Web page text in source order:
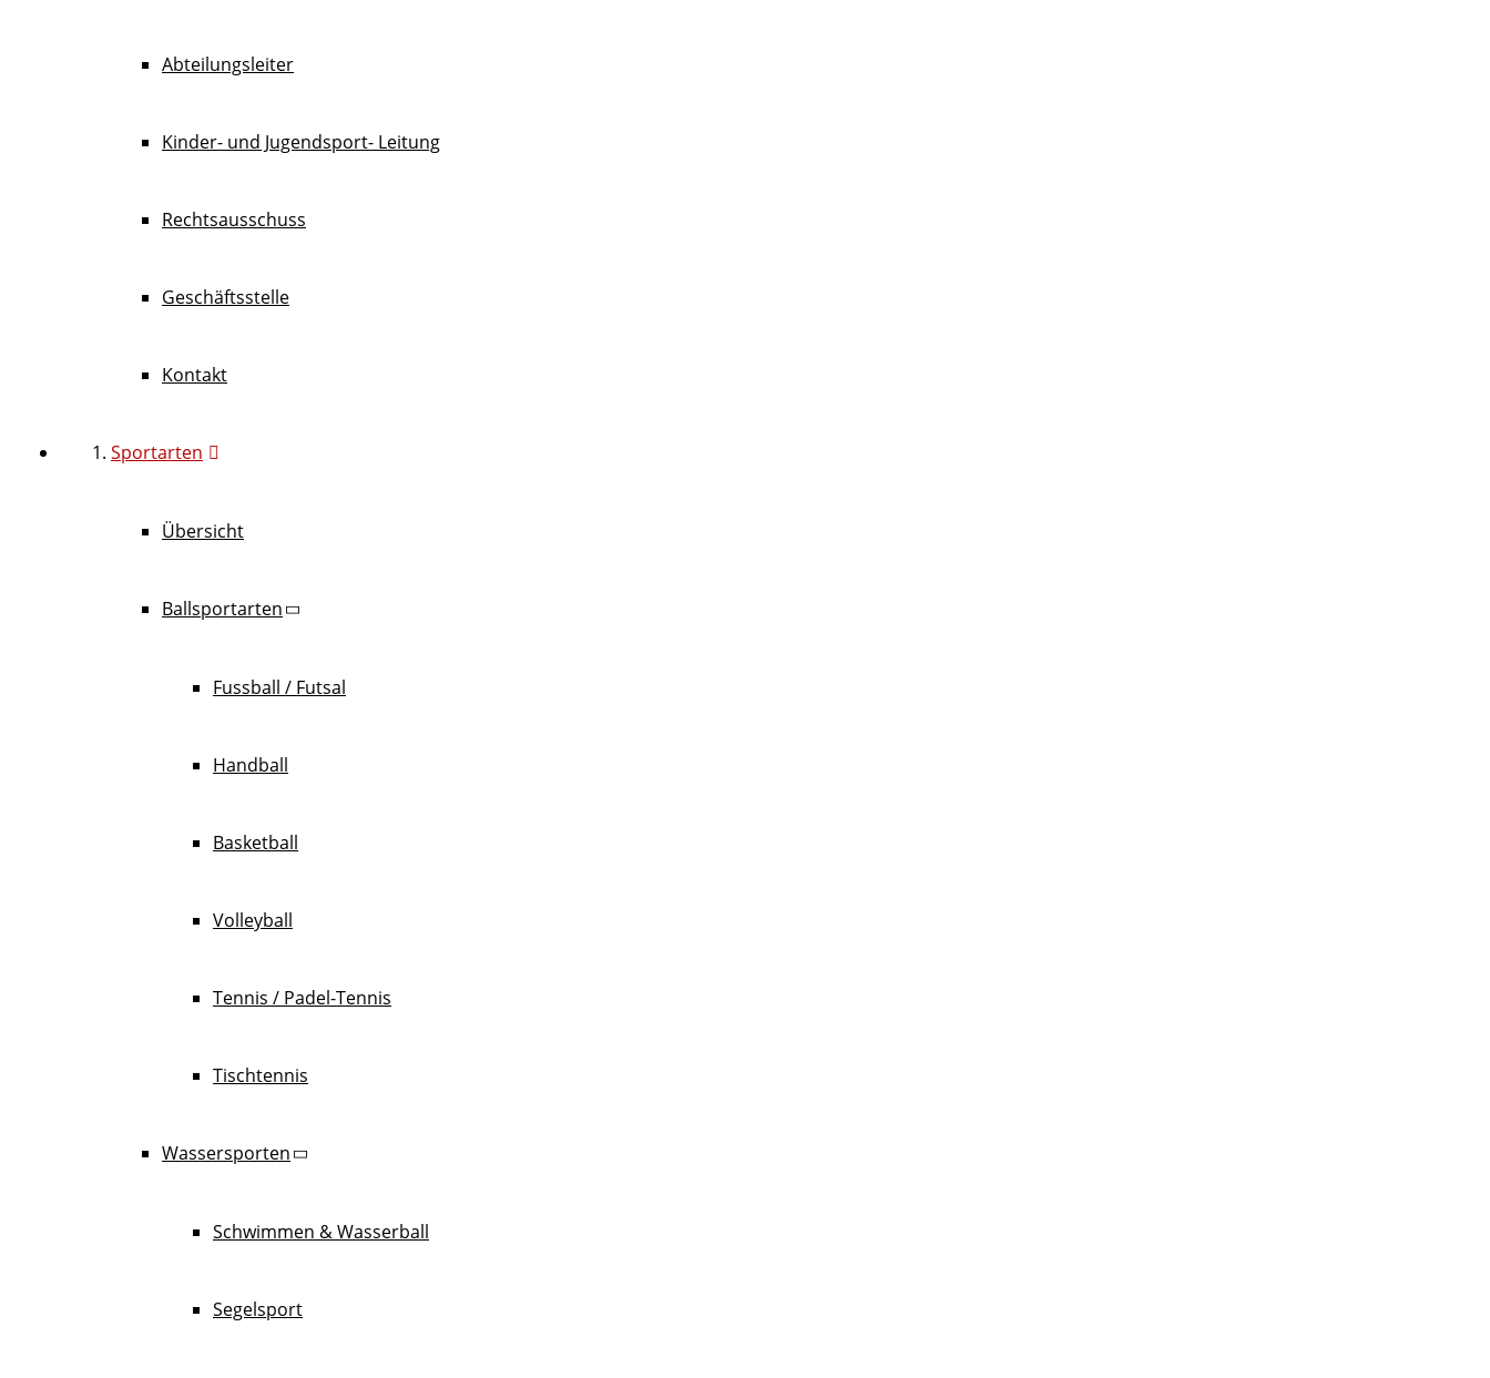
Abteilungsleiter
Kinder- und Jugendsport- Leitung
Rechtsausschuss
Geschäftsstelle
Kontakt
Sportarten
Übersicht
Ballsportarten
Fussball / Futsal
Handball
Basketball
Volleyball
Tennis / Padel-Tennis
Tischtennis
Wassersporten
Schwimmen & Wasserball
Segelsport